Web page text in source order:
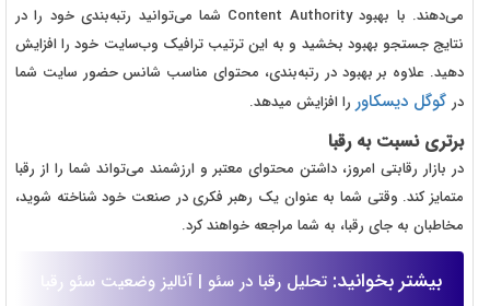
می‌دهند. با بهبود Content Authority
شما می‌توانید رتبه‌بندی خود را در
نتایج جستجو بهبود بخشید و به این ترتیب ترافیک وب‌سایت خود را افزایش
دهید. علاوه بر بهبود در رتبه‌بندی، محتوای مناسب شانس حضور سایت شما
در گوگل دیسکاور را افزایش میدهد.
برتری نسبت به رقبا
در بازار رقابتی امروز، داشتن محتوای معتبر و ارزشمند می‌تواند شما را از رقبا
متمایز کند. وقتی شما به عنوان یک رهبر فکری در صنعت خود شناخته شوید،
مخاطبان به جای رقبا، به شما مراجعه خواهند کرد.
بیشتر بخوانید: تحلیل رقبا در سئو | آنالیز وضعیت سئو رقبا